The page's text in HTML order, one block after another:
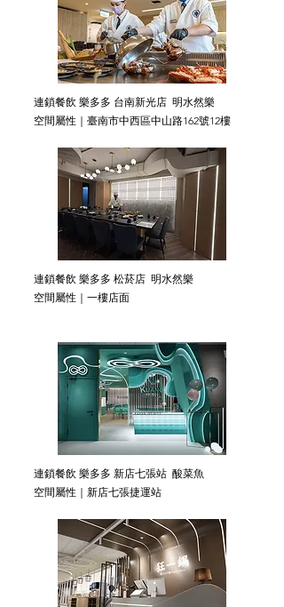
連鎖餐飲 樂多多 台南新光店 明水然樂
空間屬性｜臺南市中西區中山路162號12樓
連鎖餐飲 樂多多 松菸店 明水然樂
空間屬性｜一樓店面
連鎖餐飲 樂多多 新店七張站 酸菜魚
空間屬性｜新店七張捷運站